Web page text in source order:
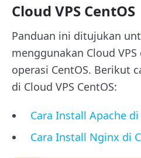
Cloud VPS CentOS
Panduan ini ditujukan
menggunakan Cloud
operasi CentOS. Berikut
di Cloud VPS CentOS:
Cara Install Apache di
Cara Install Nginx di